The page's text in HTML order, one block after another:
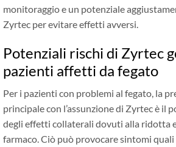
monitoraggio e un potenziale
Zyrtec per evitare effetti avversi.
Potenziali rischi di Zyrtec
pazienti affetti da fegato
Per i pazienti con problemi al fegato, la
principale con l’assunzione di Zyrtec è il
degli effetti collaterali dovuti alla ridotta
farmaco. Ciò può provocare sintomi